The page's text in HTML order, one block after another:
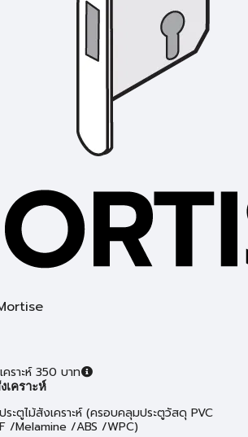
ราะห์ 350 บาท
เคราะห์
ะตูไม้สังเคราะห์ (ครอบคลุมประตูวัสดุ PVC
/Melamine /ABS /WPC)